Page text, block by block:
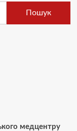
Пошук
медцентру